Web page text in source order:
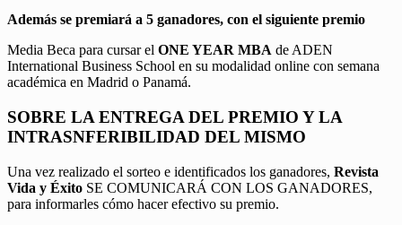
Además se premiará a 5 ganadores, con el siguiente premio
Media Beca para cursar el ONE YEAR MBA de ADEN
International Business School en su modalidad online con semana
académica en Madrid o Panamá.
SOBRE LA ENTREGA DEL PREMIO Y LA
INTRASNFERIBILIDAD DEL MISMO
Una vez realizado el sorteo e identificados los ganadores, Revista
Vida y Éxito SE COMUNICARÁ CON LOS GANADORES,
para informarles cómo hacer efectivo su premio.